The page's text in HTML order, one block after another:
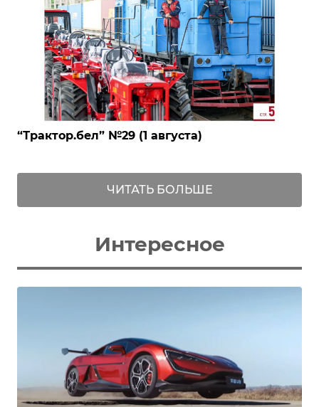
‎“Трактор.бел” №29 (1 августа)
ЧИТАТЬ БОЛЬШЕ
Интересное